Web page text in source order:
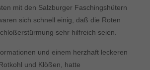
mit den Salzburger Faschingshütern
sich schnell einig, daß die Roten
sehr hilfreich seien.
und einem herzhaft leckeren
und Klößen, hatte